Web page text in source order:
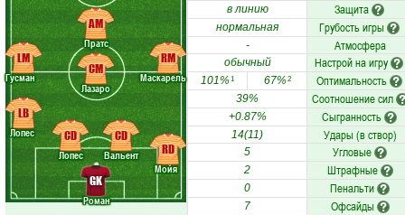
Роман
Лопес
Лопес
Вальент
Мойя
Гусман
Лазаро
Пратс
Маскарель
GK
LB
CD
CD
RD
LM
CM
AM
RM
в линию Защита
нормальная Грубость игры
- Атмосфера
обычный Настрой на игру
101%1 67%2 Оптимальность
39% Соотношение сил
+0.87% Сыгранность
14(11) Удары (в створ)
5 Угловые
2 Штрафные
0 Пенальти
7 Офсайды